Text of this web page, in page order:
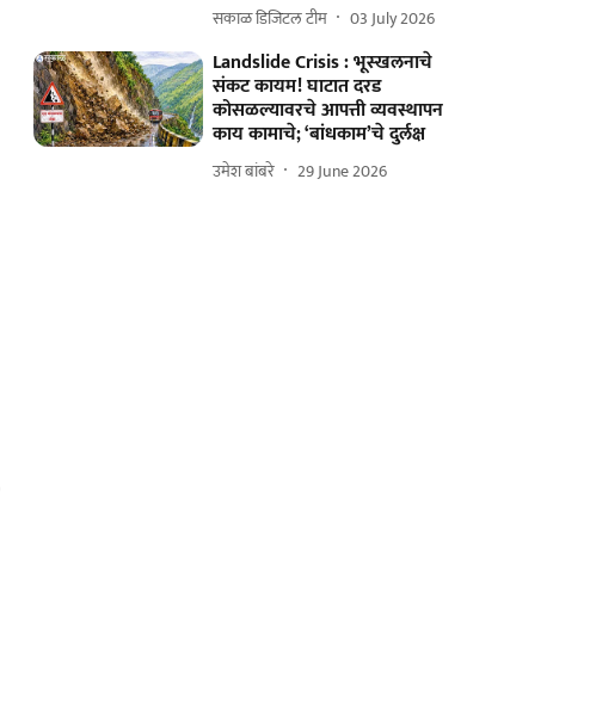
सकाळ डिजिटल टीम 03 July 2026
Landslide Crisis : भूस्खलनाचे
संकट कायम! घाटात दरड
कोसळल्यावरचे आपत्ती व्यवस्थापन
काय कामाचे; ‘बांधकाम’चे दुर्लक्ष
उमेश बांबरे 29 June 2026